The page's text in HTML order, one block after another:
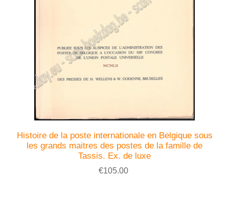
Histoire de la poste internationale en Belgique sous
les grands maitres des postes de la famille de
Tassis. Ex. de luxe
€105.00